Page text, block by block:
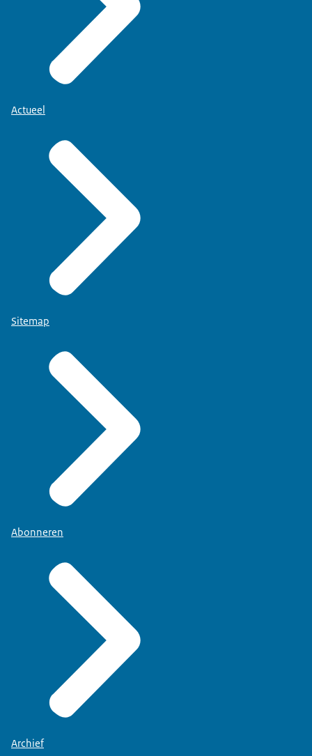
Actueel
Sitemap
Abonneren
Archief